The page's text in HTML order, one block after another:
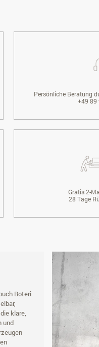
Persönliche Beratung
+49 89
Gratis 2-
28 Tage
Boteri
klare,
und